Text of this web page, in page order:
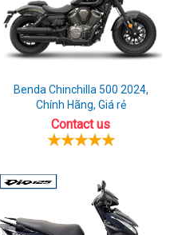
Benda Chinchilla 500 2024,
Chính Hãng, Giá rẻ
Contact us